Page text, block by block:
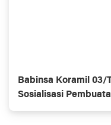
Babinsa Koramil
Sosialisasi